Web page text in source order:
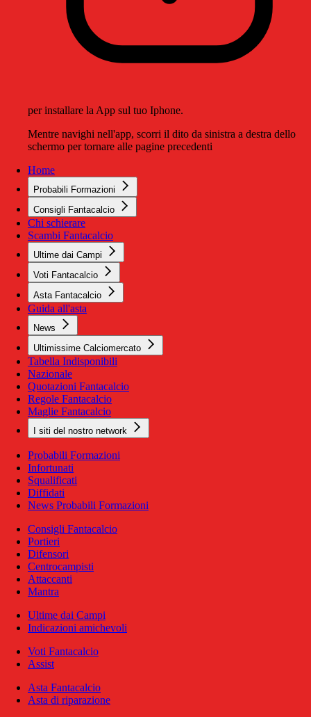
per installare la App sul tuo Iphone.
Mentre navighi nell'app, scorri il dito da sinistra a destra dello
schermo per tornare alle pagine precedenti
Home
Probabili Formazioni
Consigli Fantacalcio
Chi schierare
Scambi Fantacalcio
Ultime dai Campi
Voti Fantacalcio
Asta Fantacalcio
Guida all'asta
News
Ultimissime Calciomercato
Tabella Indisponibili
Nazionale
Quotazioni Fantacalcio
Regole Fantacalcio
Maglie Fantacalcio
I siti del nostro network
Probabili Formazioni
Infortunati
Squalificati
Diffidati
News Probabili Formazioni
Consigli Fantacalcio
Portieri
Difensori
Centrocampisti
Attaccanti
Mantra
Ultime dai Campi
Indicazioni amichevoli
Voti Fantacalcio
Assist
Asta Fantacalcio
Asta di riparazione